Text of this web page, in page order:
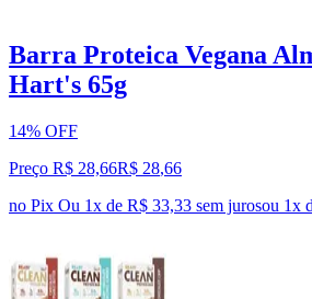
Barra Proteica Vegana
Hart's 65g
14% OFF
Preço R$ 28,66R$ 28,66
no Pix Ou 1x de R$ 33,33 sem jurosou 1x